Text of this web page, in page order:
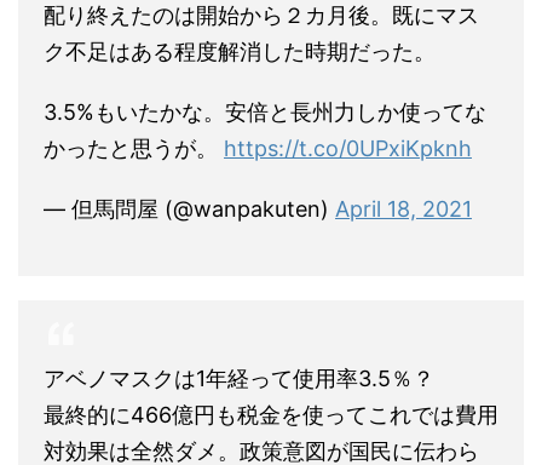
配り終えたのは開始から２カ月後。既にマス
ク不足はある程度解消した時期だった。
3.5%もいたかな。安倍と長州力しか使ってな
かったと思うが。 https://t.co/0UPxiKpknh
— 但馬問屋 (@wanpakuten) April 18, 2021
アベノマスクは1年経って使用率3.5％？
最終的に466億円も税金を使ってこれでは費用
対効果は全然ダメ。政策意図が国民に伝わら